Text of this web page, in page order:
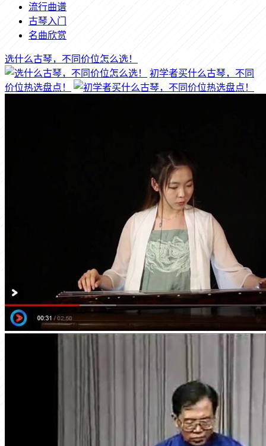
流行曲谱
古琴入门
名曲欣赏
选什么古琴，不同价位怎么选！
初学者买什么古琴，不同
价位热选盘点！